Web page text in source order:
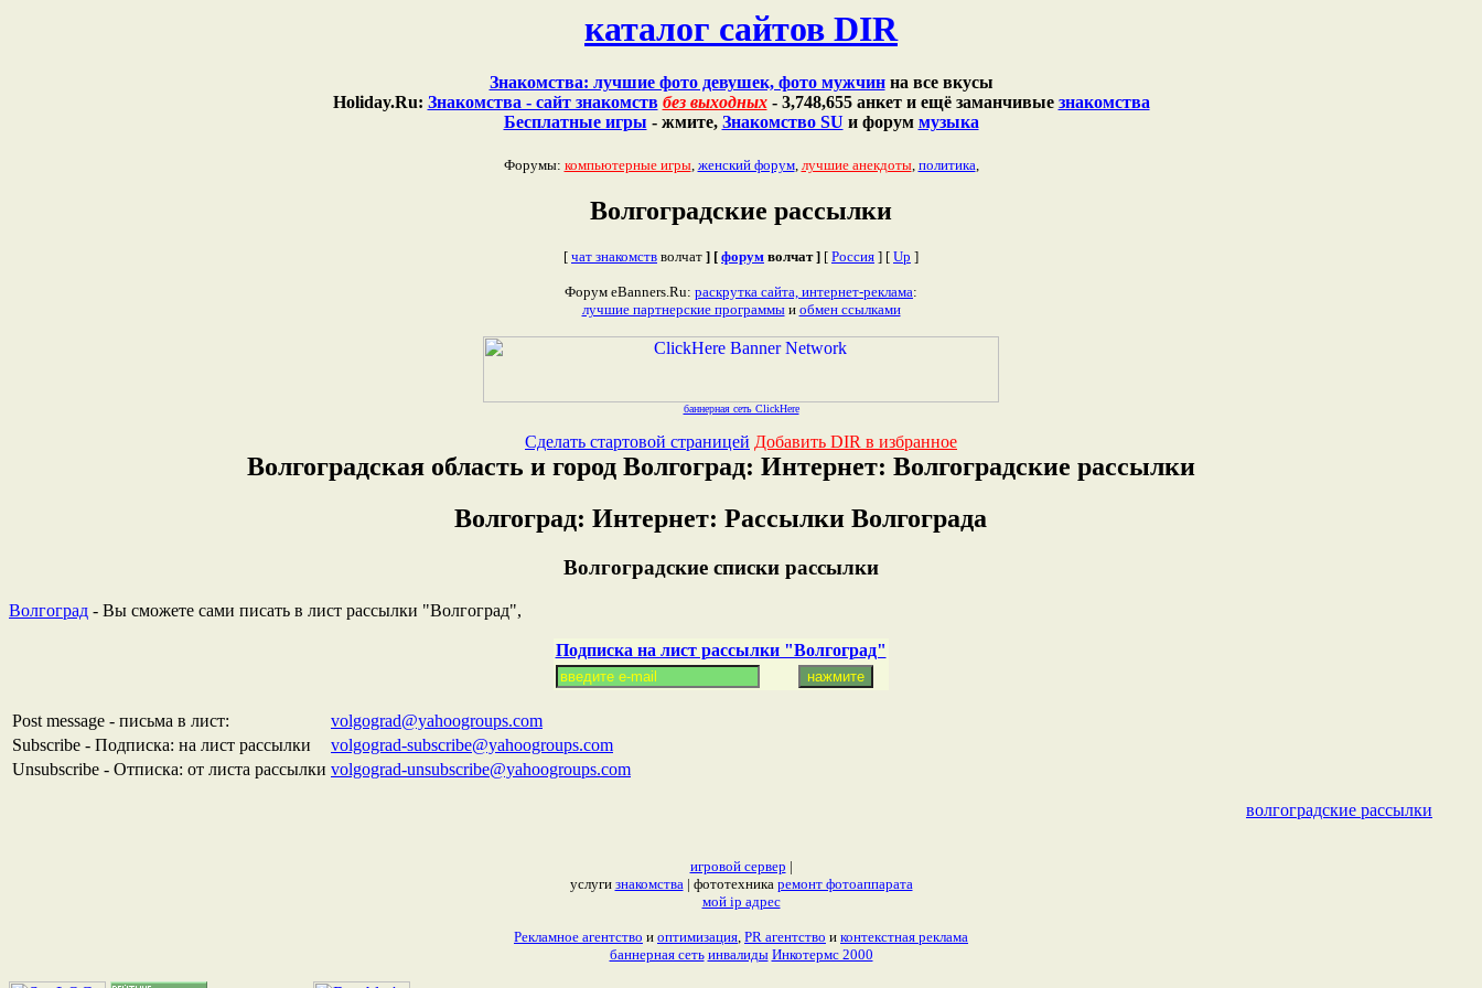
каталог сайтов DIR
Знакомства: лучшие фото девушек, фото мужчинна все вкусы
Holiday.Ru: Знакомства - сайт знакомств без выходных- 3,748,655 анкет и ещё заманчивые знакомства
Бесплатные игры - жмите, Знакомство SU и форум музыка
Форумы: компьютерные игры, женский форум, лучшие анекдоты, политика
Волгоградские рассылки
[ чат знакомств волчат ] [ форум волчат ] [ Россия ] [ Up ]
Форум eBanners.Ru: раскрутка сайта, интернет-реклама:
лучшие партнерские программыи обмен ссылками
баннерная сеть ClickHere
Сделать стартовой страницей Добавить DIR в избранное
Волгоградская область и город Волгоград: Интернет: Волгоградские рассылки
Волгоград: Интернет: Рассылки Волгограда
Волгоградские списки рассылки
Волгоград - Вы сможете сами писать в лист рассылки "Волгоград",
Подписка на лист рассылки "Волгоград"
Post message - письма в лист:
volgograd@yahoogroups.com
Subscribe - Подписка: на лист рассылки
volgograd-subscribe@yahoogroups.com
Unsubscribe - Отписка: от листа рассылки volgograd-unsubscribe@yahoogroups.com
волгоградские рассылки
игровой сервер |
услуги знакомства| фототехника ремонт фотоаппарата
мой ip адрес
Рекламное агентство и оптимизация, PR агентство и контекстная реклама
баннерная сеть инвалиды Инкотермс 2000